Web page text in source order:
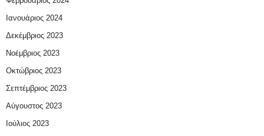
Ιανουάριος 2024
Δεκέμβριος 2023
Νοέμβριος 2023
Οκτώβριος 2023
Σεπτέμβριος 2023
Αύγουστος 2023
Ιούλιος 2023